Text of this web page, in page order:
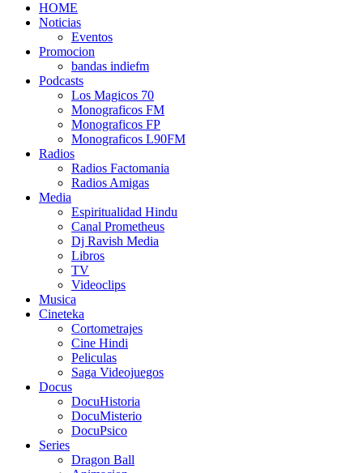
HOME
Noticias
Eventos
Promocion
bandas indiefm
Podcasts
Los Magicos 70
Monograficos FM
Monograficos FP
Monograficos L90FM
Radios
Radios Factomania
Radios Amigas
Media
Espiritualidad Hindu
Canal Prometheus
Dj Ravish Media
Libros
TV
Videoclips
Musica
Cineteka
Cortometrajes
Cine Hindi
Peliculas
Saga Videojuegos
Docus
DocuHistoria
DocuMisterio
DocuPsico
Series
Dragon Ball